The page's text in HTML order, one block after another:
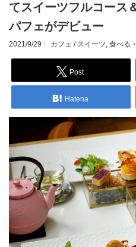
てスイーツフルコース
パフェがデビュー
2021/9/29 カフェ / スイーツ, 食べる
Post
Hatena